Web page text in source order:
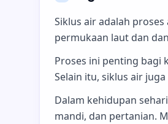
Siklus air adalah
permukaan laut dan
Proses ini penting bagi
Selain itu, siklus air
Dalam kehidupan
mandi, dan pertanian.